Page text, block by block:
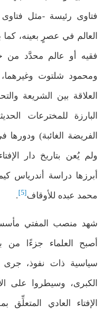
فتاوى رئيسة -مثل
العالم في عصرٍ بعينه،
فقيه أو عالم محدَّد من
ومحمود شلتوت
العلاقة بين الشريعة
البارزة للمخترعات
الفريضة الغائبة) ودورها
ولم يُعن بتاريخ دار
أبرزها دراسة أندرياس
محمد عبده للأوقاف [5]
.
شهد منصب المفتي
أصبح العلماء جزءًا من
سياسية ذات نفوذ، جرى
الكبرى، وسيطروا على
الإفتاء العادي المتعلِّق